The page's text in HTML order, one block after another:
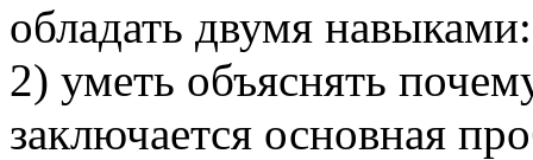
обладать двумя
2) уметь объяснять
заключается основная